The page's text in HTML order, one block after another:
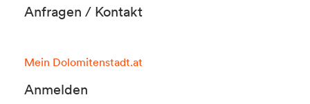
Anfragen / Kontakt
Mein Dolomitenstadt.at
Anmelden